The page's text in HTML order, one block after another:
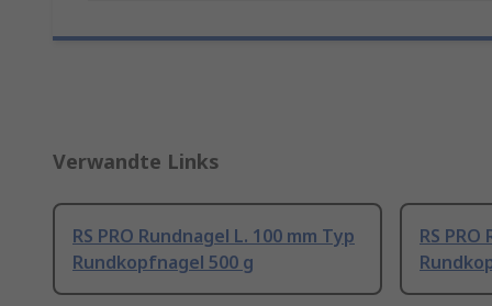
Verwandte Links
RS PRO Rundnagel L. 100 mm Typ
Rundkopfnagel 500 g
RS